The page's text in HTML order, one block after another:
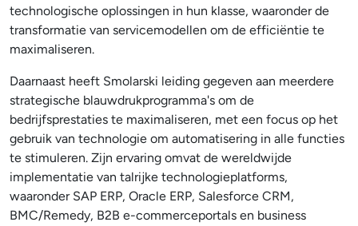
technologische oplossingen in hun klasse, waaronder de
transformatie van servicemodellen om de efficiëntie te
maximaliseren.
Daarnaast heeft Smolarski leiding gegeven aan meerdere
strategische blauwdrukprogramma's om de
bedrijfsprestaties te maximaliseren, met een focus op het
gebruik van technologie om automatisering in alle functies
te stimuleren. Zijn ervaring omvat de wereldwijde
implementatie van talrijke technologieplatforms,
waaronder SAP ERP, Oracle ERP, Salesforce CRM,
BMC/Remedy, B2B e-commerceportals en business